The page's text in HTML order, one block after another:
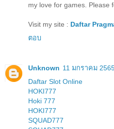
my love for games. Please
Visit my site : Daftar
ตอบ
Unknown 11 มกราคม
Daftar Slot Online
HOKI777
Hoki 777
HOKI777
SQUAD777